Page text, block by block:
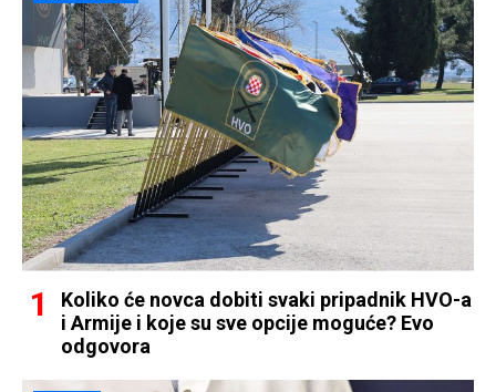
Koliko će novca dobiti svaki pripadnik HVO-a
i Armije i koje su sve opcije moguće? Evo
odgovora